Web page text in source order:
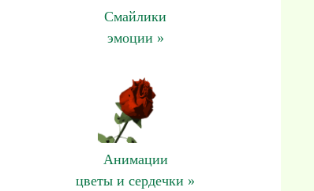
Смайлики
эмоции »
Анимации
цветы и сердечки »